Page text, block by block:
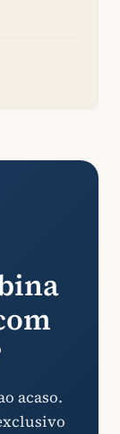
acaso.